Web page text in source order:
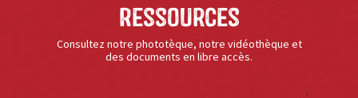
Ressources
Consultez notre phototèque, notre vidéothèque et
des documents en libre accès.